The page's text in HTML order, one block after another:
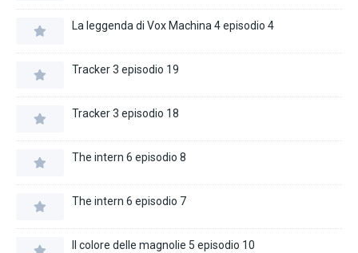
La leggenda di Vox Machina 4 episodio 4
Tracker 3 episodio 19
Tracker 3 episodio 18
The intern 6 episodio 8
The intern 6 episodio 7
Il colore delle magnolie 5 episodio 10